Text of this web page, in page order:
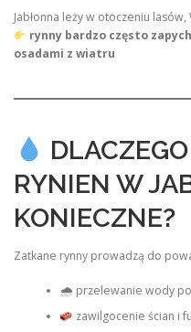
Jabłonna leży w otoczeniu
rynny bardzo często
osadami z wiatru
RYNIEN W
KONIECZNE?
Zatkane rynny prowadzą do
🌧 przelewanie wody
zawilgocenie ścian i